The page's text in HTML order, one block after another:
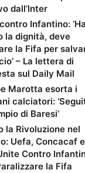
dall’Inter
Infantino: ‘Ha
la dignità, deve
la Fifa per
– La lettera di
sul Daily Mail
Marotta esorta i
calciatori:
di Baresi’
la Rivoluzione nel
Uefa, Concacaf e
Contro
la Fifa